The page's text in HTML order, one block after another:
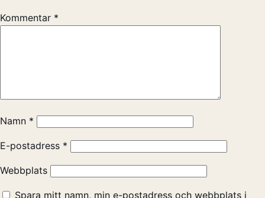
Kommentar *
Namn *
E-postadress *
Webbplats
Spara mitt namn, min e-postadress och webbplats i